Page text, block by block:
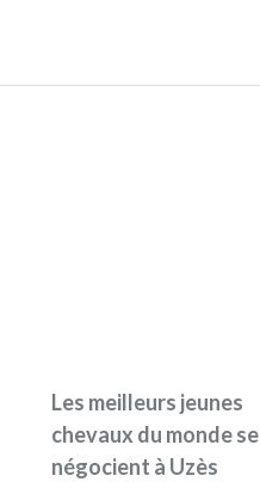
Les meilleurs jeunes
chevaux du monde se
négocient à Uzès